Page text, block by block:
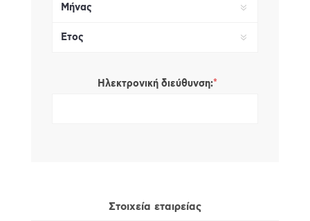
Ηλεκτρονική διεύθυνση:*
Στοιχεία εταιρείας